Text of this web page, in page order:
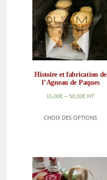
Histoire et fabrication de
l’Agneau de Paques
15,00€ –50,00€ HT
CHOIX DES OPTIONS